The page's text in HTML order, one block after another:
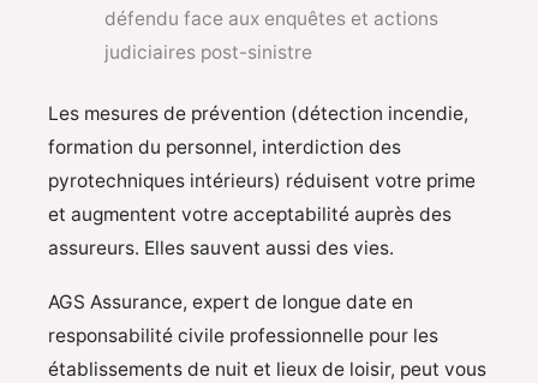
défendu face aux enquêtes et actions
judiciaires post-sinistre
Les mesures de prévention (détection incendie,
formation du personnel, interdiction des
pyrotechniques intérieurs) réduisent votre prime
et augmentent votre acceptabilité auprès des
assureurs. Elles sauvent aussi des vies.
AGS Assurance, expert de longue date en
responsabilité civile professionnelle pour les
établissements de nuit et lieux de loisir, peut vous